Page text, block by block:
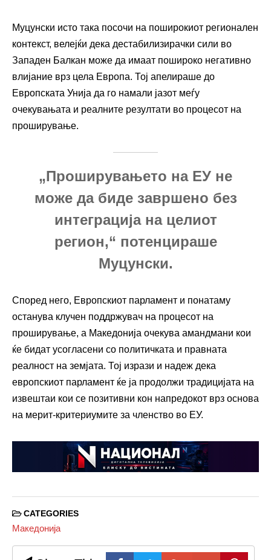
Муцунски исто така посочи на поширокиот регионален
контекст, велејќи дека дестабилизирачки сили во
Западен Балкан може да имаат пошироко негативно
влијание врз цела Европа. Тој апелираше до
Европската Унија да го намали јазот меѓу
очекувањата и реалните резултати во процесот на
проширување.
„Проширувањето на ЕУ не
може да биде завршено без
интеграција на целиот
регион,“ потенцираше
Муцунски.
Според него, Европскиот парламент и понатаму
останува клучен поддржувач на процесот на
проширување, а Македонија очекува амандмани кои
ќе бидат усогласени со политичката и правната
реалност на земјата. Тој изрази и надеж дека
европскиот парламент ќе ја продолжи традицијата на
извештаи кои се позитивни кон напредокот врз основа
на мерит-критериумите за членство во ЕУ.
CATEGORIES
Македонија